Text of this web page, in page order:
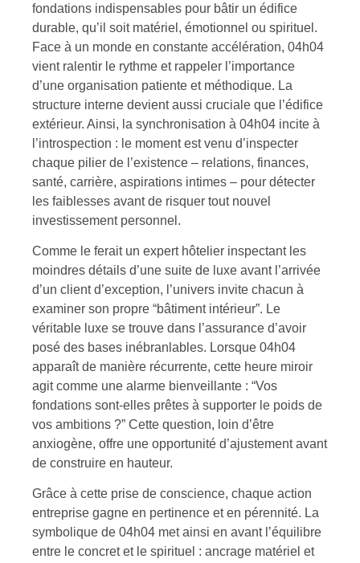
fondations indispensables pour bâtir un édifice
durable, qu’il soit matériel, émotionnel ou spirituel.
Face à un monde en constante accélération, 04h04
vient ralentir le rythme et rappeler l’importance
d’une organisation patiente et méthodique. La
structure interne devient aussi cruciale que l’édifice
extérieur. Ainsi, la synchronisation à 04h04 incite à
l’introspection : le moment est venu d’inspecter
chaque pilier de l’existence – relations, finances,
santé, carrière, aspirations intimes – pour détecter
les faiblesses avant de risquer tout nouvel
investissement personnel.
Comme le ferait un expert hôtelier inspectant les
moindres détails d’une suite de luxe avant l’arrivée
d’un client d’exception, l’univers invite chacun à
examiner son propre “bâtiment intérieur”. Le
véritable luxe se trouve dans l’assurance d’avoir
posé des bases inébranlables. Lorsque 04h04
apparaît de manière récurrente, cette heure miroir
agit comme une alarme bienveillante : “Vos
fondations sont-elles prêtes à supporter le poids de
vos ambitions ?” Cette question, loin d’être
anxiogène, offre une opportunité d’ajustement avant
de construire en hauteur.
Grâce à cette prise de conscience, chaque action
entreprise gagne en pertinence et en pérennité. La
symbolique de 04h04 met ainsi en avant l’équilibre
entre le concret et le spirituel : ancrage matériel et